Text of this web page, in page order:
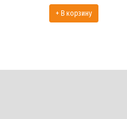
+ В корзину